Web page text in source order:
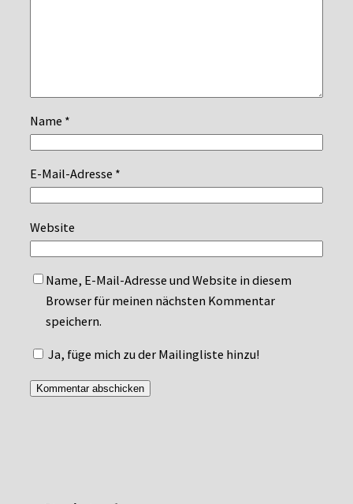
Name *
E-Mail-Adresse *
Website
Name, E-Mail-Adresse und Website in diesem
Browser für meinen nächsten Kommentar
speichern.
Ja, füge mich zu der Mailingliste hinzu!